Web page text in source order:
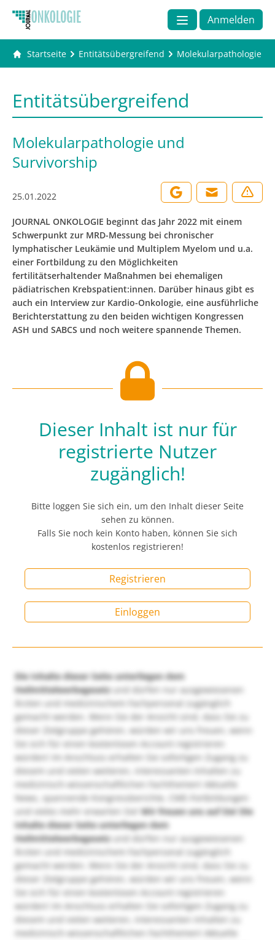
Anmelden
Startseite Entitätsübergreifend Molekularpathologie
Entitätsübergreifend
Molekularpathologie und
Survivorship
25.01.2022
JOURNAL ONKOLOGIE beginnt das Jahr 2022 mit einem
Schwerpunkt zur MRD-Messung bei chronischer
lymphatischer Leukämie und Multiplem Myelom und u.a.
einer Fortbildung zu den Möglichkeiten
fertilitätserhaltender Maßnahmen bei ehemaligen
pädiatrischen Krebspatient:innen. Darüber hinaus gibt es
auch ein Interview zur Kardio-Onkologie, eine ausführliche
Berichterstattung zu den beiden wichtigen Kongressen
ASH und SABCS und noch weitere spannende Themen.
Dieser Inhalt ist nur für
registrierte Nutzer
zugänglich!
Bitte loggen Sie sich ein, um den Inhalt dieser Seite
sehen zu können.
Falls Sie noch kein Konto haben, können Sie sich
kostenlos registrieren!
Registrieren
Einloggen
Die Inhalte dieser Seite unterliegen dem
Heilmittelwerbegesetzund dürfen nur ausgewiesenen
Ärzten und medizinischem Fachpersonal zugänglich
gemacht werden. Wenn Sie der Ansicht sind, dass Sie zu
dieser Zielgruppe gehören, würden wir uns freuen, wenn
Sie sich für einen kostenlosen Account registrieren
würden! Im Anschluss erhalten Sie sofortigen Zugang zu
diesem und vielen weiteren, interessanten Inhalten zu
medizinisch-wissenschaftlichen Fachthemen! Aktuelle
News, spannende Kongressberichte, CME-Fortbildungen
und vieles mehr erwarten Sie!Wir freuen uns auf Sie! Die
Inhalte dieser Seite unterliegen dem
Heilmittelwerbegesetzund dürfen nur ausgewiesenen
Ärzten und medizinischem Fachpersonal zugänglich
gemacht werden. Wenn Sie der Ansicht sind, dass Sie zu
dieser Zielgruppe gehören, würden wir uns freuen, wenn
Sie sich für einen kostenlosen Account registrieren
würden! Im Anschluss erhalten Sie sofortigen Zugang zu
diesem und vielen weiteren, interessanten Inhalten zu
medizinisch-wissenschaftlichen Fachthemen! Aktuelle